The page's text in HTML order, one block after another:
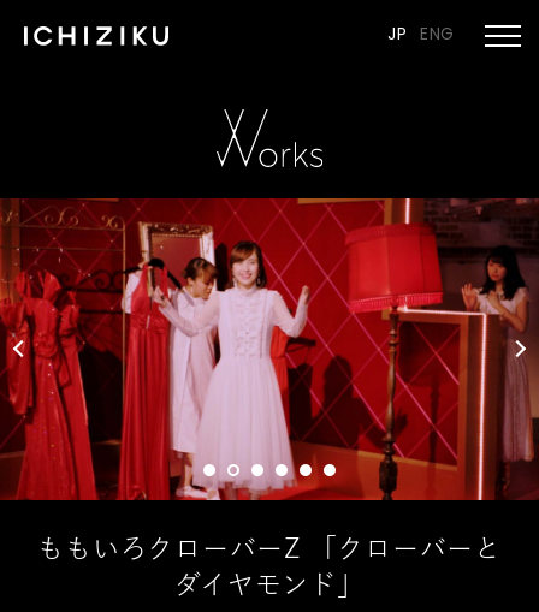
JP ENG
ももいろクローバーZ 「クローバーと
ダイヤモンド」